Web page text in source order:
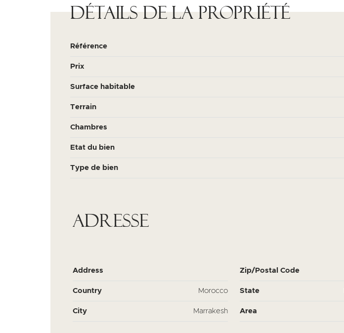
Détails de la propriété
Référence
Prix
Surface habitable
Terrain
Chambres
Etat du bien
Type de bien
Adresse
Address Zip/Postal Code
Country Morocco State
City Marrakesh Area